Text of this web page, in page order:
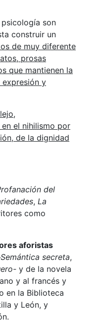
son
construir un
de muy diferente
prosas
que mantienen la
y
el nihilismo por
de la dignidad
del
, La
como
aforistas
Semántica secreta,
y de la novela
y al francés y
en la Biblioteca
y León, y